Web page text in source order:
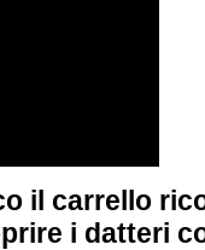
il carrello
i datteri